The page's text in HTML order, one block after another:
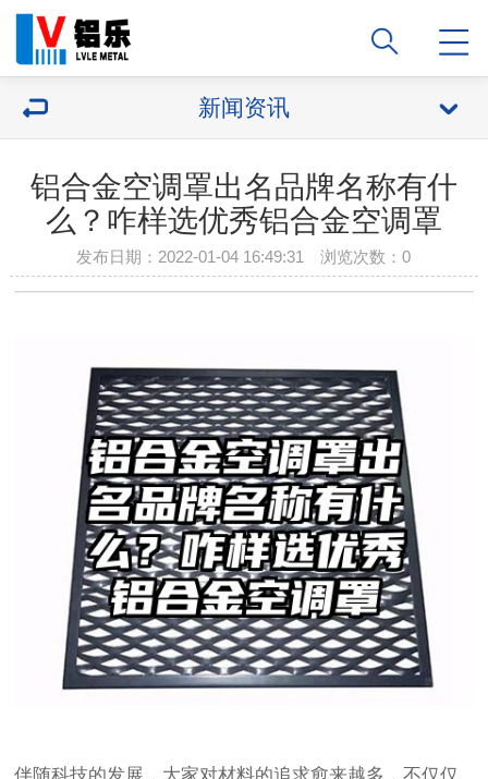
新闻资讯
铝合金空调罩出名品牌名称有什
么？咋样选优秀铝合金空调罩
发布日期：2022-01-04 16:49:31 浏览次数：0
伴随科技的发展，大家对材料的追求愈来越多，不仅仅